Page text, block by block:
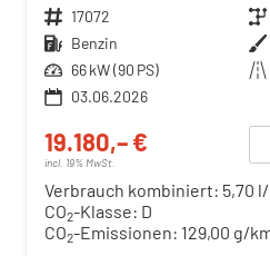
Fahrzeugnr. 17072 Getriebe
Kraftstoff Benzin Außenfarbe
Leistung 66 kW (90 PS) Kilometerstand
03.06.2026
19.180,– €
incl. 19% MwSt.
Verbrauch kombiniert: 5,70
CO2-Klasse: D
CO2-Emissionen: 129,00 g/